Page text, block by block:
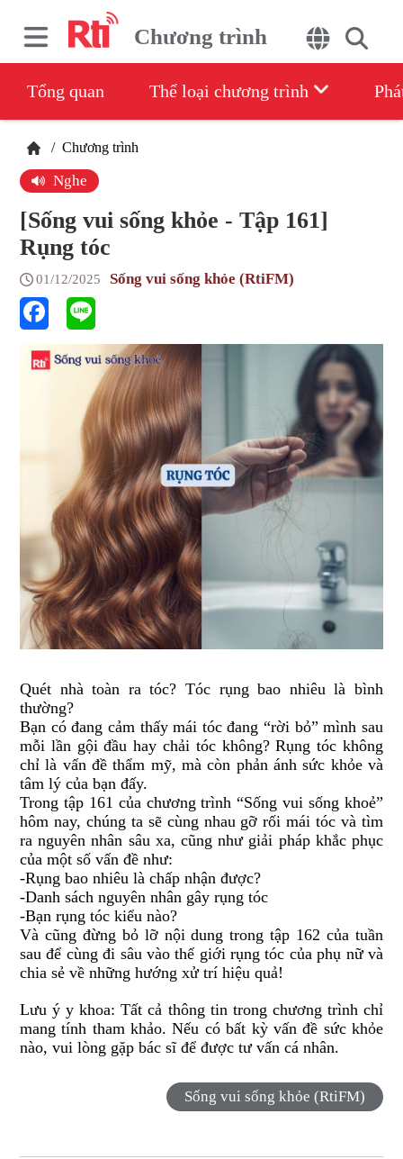
Chương trình
Tổng quan Thể loại chương trình
/ Chương trình
Nghe
[Sống vui sống khỏe - Tập 161]
Rụng tóc
01/12/2025 Sống vui sống khỏe (RtiFM)
Quét nhà toàn ra tóc? Tóc rụng bao nhiêu là bình
thường?
Bạn có đang cảm thấy mái tóc đang “rời bỏ” mình sau
mỗi lần gội đầu hay chải tóc không? Rụng tóc không
chỉ là vấn đề thẩm mỹ, mà còn phản ánh sức khỏe và
tâm lý của bạn đấy.
Trong tập 161 của chương trình “Sống vui sống khoẻ”
hôm nay, chúng ta sẽ cùng nhau gỡ rối mái tóc và tìm
ra nguyên nhân sâu xa, cũng như giải pháp khắc phục
của một số vấn đề như:
-Rụng bao nhiêu là chấp nhận được?
-Danh sách nguyên nhân gây rụng tóc
-Bạn rụng tóc kiểu nào?
Và cũng đừng bỏ lỡ nội dung trong tập 162 của tuần
sau để cùng đi sâu vào thế giới rụng tóc của phụ nữ và
chia sẻ về những hướng xử trí hiệu quả!
Lưu ý y khoa: Tất cả thông tin trong chương trình chỉ
mang tính tham khảo. Nếu có bất kỳ vấn đề sức khỏe
nào, vui lòng gặp bác sĩ để được tư vấn cá nhân.
Sống vui sống khỏe (RtiFM)